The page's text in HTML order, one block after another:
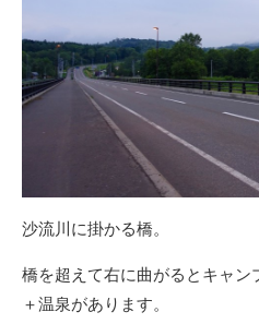
沙流川に掛かる橋。
橋を超えて右に曲がるとキャ
＋温泉があります。